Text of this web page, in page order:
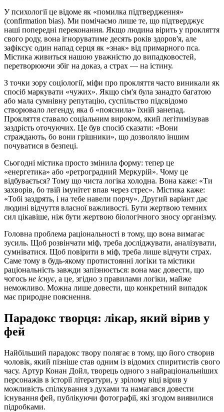
У психології це відоме як «помилка підтвердження»
(confirmation bias). Ми помічаємо лише те, що підтверджує
наші попередні переконання. Якщо людина вірить у прокляття
свого роду, вона ігноруватиме десять років здоров'я, але
зафіксує один напад серця як «знак» від примарного пса.
Містика живиться нашою уважністю до випадковостей,
перетворюючи збіг на доказ, а страх — на істину.
З точки зору соціології, міфи про прокляття часто виникали як
спосіб маркувати «чужих». Якщо сім'я була занадто багатою
або мала сумнівну репутацію, суспільство підсвідомо
створювало легенду, яка б «пояснила» їхній занепад.
Прокляття ставало соціальним вироком, який легітимізував
заздрість оточуючих. Це був спосіб сказати: «Вони
страждають, бо вони грішники», що дозволяло іншим
почуватися в безпеці.
Сьогодні містика просто змінила форму: тепер це
«енергетика» або «ретроградний Меркурій». Чому це
відбувається? Тому що чиста логіка холодна. Вона каже: «Ти
захворів, бо твій імунітет впав через стрес». Містика каже:
«Тобі заздрять, і на тебе навели порчу». Другий варіант дає
людині відчуття власної важливості. Бути жертвою темних
сил цікавіше, ніж бути жертвою біологічного зносу організму.
Головна проблема раціональності в тому, що вона вимагає
зусиль. Щоб розвінчати міф, треба досліджувати, аналізувати,
сумніватися. Щоб повірити в міф, треба лише відчути страх.
Саме тому в будь-якому протистоянні логіки та містики
раціональність завжди запізнюється: вона має довести, що
чогось не існує, а це, згідно з правилами логіки, майже
неможливо. Можна лише довести, що конкретний випадок
має природне пояснення.
Парадокс творця: лікар, який вірив у
фей
Найбільший парадокс твору полягає в тому, що його створив
чоловік, який пізніше став одним із відомих спиритистів свого
часу. Артур Конан Дойл, творець одного з найраціональніших
персонажів в історії літератури, у зрілому віці вірив у
можливість спілкування з духами та намагався довести
існування фей, публікуючи фотографії, які згодом виявилися
підробками.